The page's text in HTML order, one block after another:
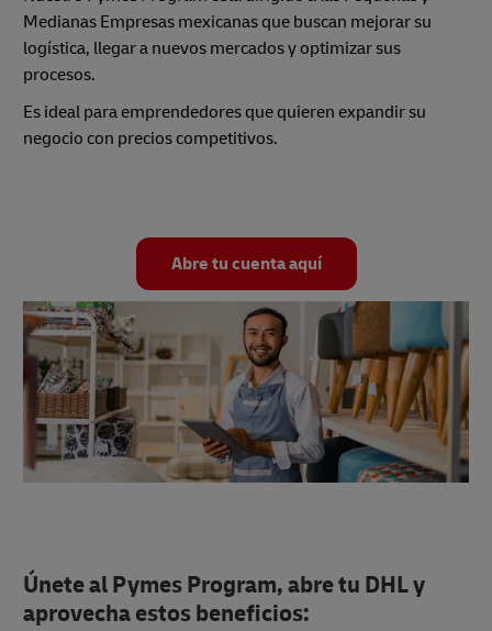
Medianas Empresas mexicanas que buscan mejorar su
logística, llegar a nuevos mercados y optimizar sus
procesos.
Es ideal para emprendedores que quieren expandir su
negocio con precios competitivos.
Abre tu cuenta aquí
Únete al Pymes Program, abre tu DHL y
aprovecha estos beneficios: